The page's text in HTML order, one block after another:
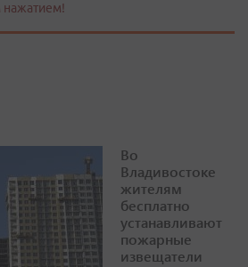
нажатием!
Во
Владивостоке
жителям
бесплатно
устанавливают
пожарные
извещатели